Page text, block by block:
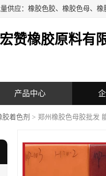
赞橡胶原料有
产品中心
胶着色剂 > 郑州橡胶色母胶批发